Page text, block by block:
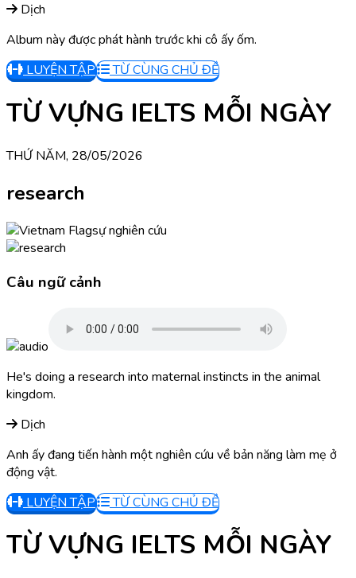
Dịch
Album này được phát hành trước khi cô ấy ốm.
LUYỆN TẬP
TỪ CÙNG CHỦ ĐỀ
TỪ VỰNG IELTS MỖI NGÀY
THỨ NĂM, 28/05/2026
research
sự nghiên cứu
Câu ngữ cảnh
He's doing a research into maternal instincts in the animal
kingdom.
Dịch
Anh ấy đang tiến hành một nghiên cứu về bản năng làm mẹ ở
động vật.
LUYỆN TẬP
TỪ CÙNG CHỦ ĐỀ
TỪ VỰNG IELTS MỖI NGÀY